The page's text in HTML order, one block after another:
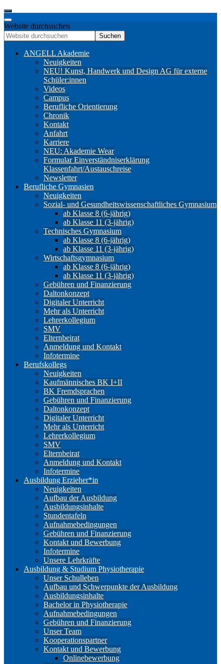
Website durchsuchen
Suchen
ANGELL Akademie
Neuigkeiten
NEU! Kunst, Handwerk und Design AG für externe
Schüler:innen
Videos
Campus
Berufliche Orientierung
Chronik
Kontakt
Anfahrt
Karriere
NEU: Akademie Wear
Formular Einverständniserklärung
Klassenfahrt/Austauschreise
Newsletter
Berufliche Gymnasien
Neuigkeiten
Sozial- und Gesundheitswissenschaftliches Gymnasium
ab Klasse 8 (6-jährig)
ab Klasse 11 (3-jährig)
Technisches Gymnasium
ab Klasse 8 (6-jährig)
ab Klasse 11 (3-jährig)
Wirtschaftsgymnasium
ab Klasse 8 (6-jährig)
ab Klasse 11 (3-jährig)
Gebühren und Finanzierung
Daltonkonzept
Digitaler Unterricht
Mehr als Unterricht
Lehrerkollegium
SMV
Elternbeirat
Anmeldung und Kontakt
Infotermine
Berufskollegs
Neuigkeiten
Kaufmännisches BK I+II
BK Fremdsprachen
Gebühren und Finanzierung
Daltonkonzept
Digitaler Unterricht
Mehr als Unterricht
Lehrerkollegium
SMV
Elternbeirat
Anmeldung und Kontakt
Infotermine
Ausbildung Erzieher*in
Neuigkeiten
Aufbau der Ausbildung
Ausbildungsinhalte
Stundentafeln
Aufnahmebedingungen
Gebühren und Finanzierung
Kontakt und Bewerbung
Infotermine
Unsere Lehrkräfte
Ausbildung & Studium Physiotherapie
Unser Schulleben
Aufbau und Schwerpunkte der Ausbildung
Ausbildungsinhalte
Bachelor in Physiotherapie
Aufnahmebedingungen
Gebühren und Finanzierung
Unser Team
Kooperationspartner
Kontakt und Bewerbung
Onlinebewerbung